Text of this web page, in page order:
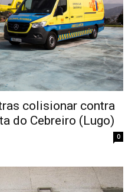
colisionar contra
do Cebreiro (Lugo)
0